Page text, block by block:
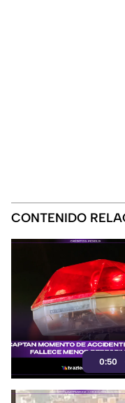
CONTENIDO
0:50